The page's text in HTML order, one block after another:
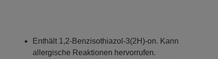
Enthält 1,2-Benzisothiazol-3(2H)-on. Kann
allergische Reaktionen hervorrufen.